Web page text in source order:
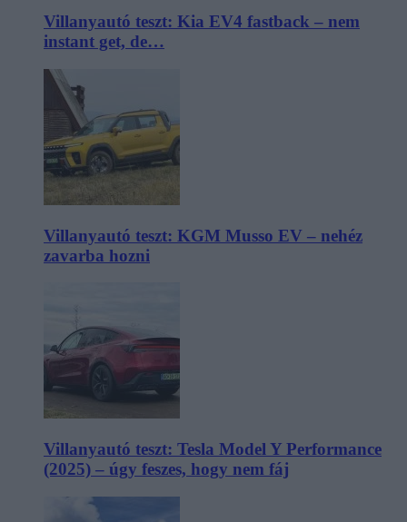
Villanyautó teszt: Kia EV4 fastback – nem
instant get, de…
Villanyautó teszt: KGM Musso EV – nehéz
zavarba hozni
Villanyautó teszt: Tesla Model Y Performance
(2025) – úgy feszes, hogy nem fáj